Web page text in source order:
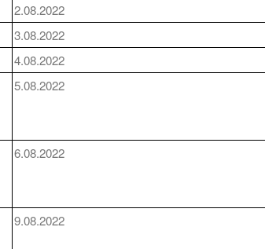
2.08.2022
3.08.2022
4.08.2022
5.08.2022
6.08.2022
9.08.2022